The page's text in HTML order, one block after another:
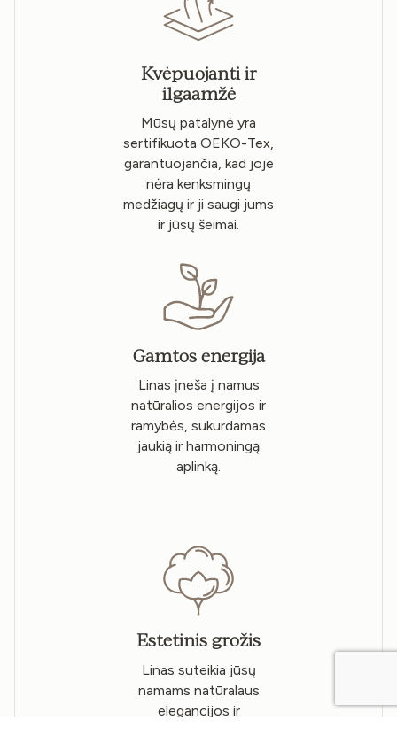
Kvėpuojanti ir
ilgaamžė
Mūsų patalynė yra
sertifikuota OEKO-Tex,
garantuojančia, kad joje
nėra kenksmingų
medžiagų ir ji saugi jums
ir jūsų šeimai.
Gamtos energija
Linas įneša į namus
natūralios energijos ir
ramybės, sukurdamas
jaukią ir harmoningą
aplinką.
Estetinis grožis
Linas suteikia jūsų
namams natūralaus
elegancijos ir